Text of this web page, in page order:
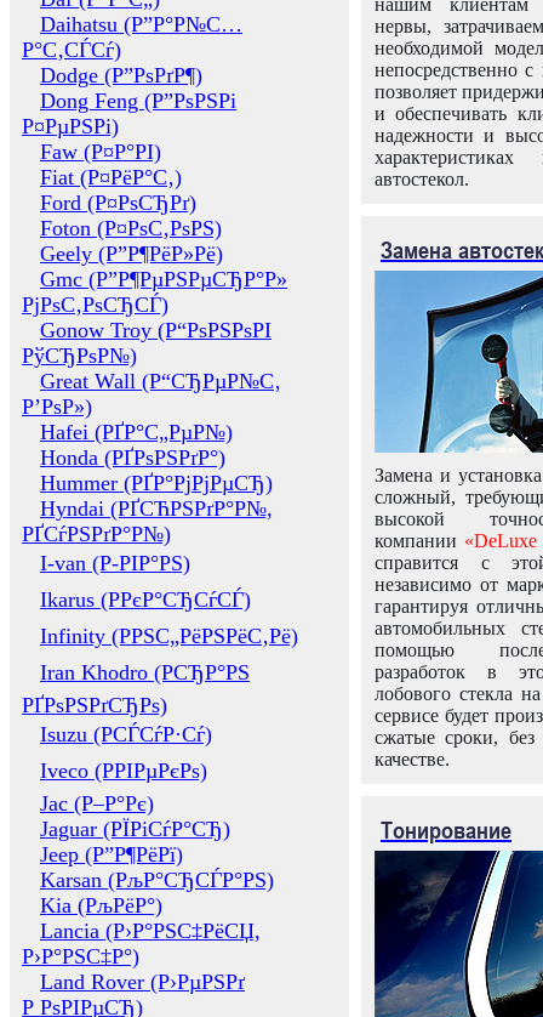
Daihatsu (Р”Р°Р№С…
Р°С‚СЃСѓ)
Dodge (Р”РѕРґР¶)
Dong Feng (Р”РѕРЅРі
Р¤РµРЅРі)
Faw (Р¤Р°РІ)
Fiat (Р¤РёР°С‚)
Ford (Р¤РѕСЂРґ)
Foton (Р¤РѕС‚РѕРЅ)
Geely (Р”Р¶РёР»Рё)
Gmc (Р”Р¶РµРЅРµСЂР°Р»
РјРѕС‚РѕСЂСЃ)
Gonow Troy (Р“РѕРЅРѕРІ
РўСЂРѕР№)
Great Wall (Р“СЂРµР№С‚
Р’РѕР»)
Hafei (РҐР°С„РµР№)
Honda (РҐРѕРЅРґР°)
Hummer (РҐР°РјРјРµСЂ)
Hyndai (РҐСЋРЅРґР°Р№,
РҐСѓРЅРґР°Р№)
I-van (Р-РІР°РЅ)
Ikarus (РРєР°СЂСѓСЃ)
Infinity (РРЅС„РёРЅРёС‚Рё)
Iran Khodro (РСЂР°РЅ
РҐРѕРЅРґСЂРѕ)
Isuzu (РСЃСѓР·Сѓ)
Iveco (РРІРµРєРѕ)
Jac (Р–Р°Рє)
Jaguar (РЇРіСѓР°СЂ)
Jeep (Р”Р¶РёРї)
Karsan (РљР°СЂСЃР°РЅ)
Kia (РљРёР°)
Lancia (Р›Р°РЅС‡РёСЏ,
Р›Р°РЅС‡Р°)
Land Rover (Р›РµРЅРґ
Р РѕРІРµСЂ)
нашим клиентам
нервы,
необходимой
непосредственно
позволяет
и обеспечивать
надежности и
автостекол.
Замена
Замена и
сложный,
высокой
компании «DeLuxe
справится с
независимо от
гарантируя
автомобильных
помощью
разработок в
лобового стекла
сервисе будет
сжатые сроки,
качестве.
Тонирование